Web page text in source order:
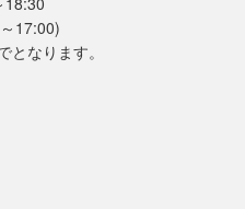
17:00)
なります。